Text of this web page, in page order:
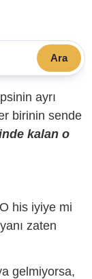
Ara
ayrı
birinin sende
kalan o
his iyiye mi
zaten
gelmiyorsa,